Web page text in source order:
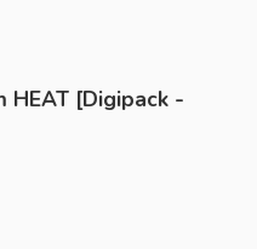
HEAT [Digipack -